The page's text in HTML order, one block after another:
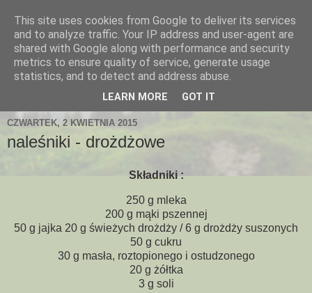
CZWARTEK, 2 KWIETNIA 2015
naleśniki - drożdżowe
Składniki :
250 g mleka
200 g mąki pszennej
50 g jajka 20 g świeżych drożdży / 6 g drożdży suszonych
50 g cukru
30 g masła, roztopionego i ostudzonego
20 g żółtka
3 g soli
This site uses cookies from Google to deliver its services
and to analyze traffic. Your IP address and user-agent are
shared with Google along with performance and security
metrics to ensure quality of service, generate usage
statistics, and to detect and address abuse.
LEARN MORE GOT IT